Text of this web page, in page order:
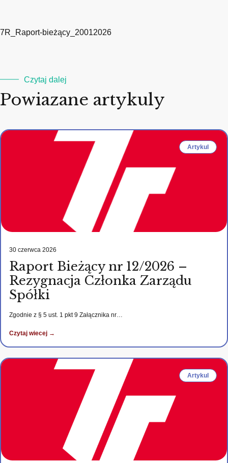
7R_Raport-bieżący_20012026
Czytaj dalej
Powiazane artykuly
Artykul
30 czerwca 2026
Raport Bieżący nr 12/2026 –
Rezygnacja Członka Zarządu
Spółki
Zgodnie z § 5 ust. 1 pkt 9 Załącznika nr…
Czytaj wiecej →
Artykul